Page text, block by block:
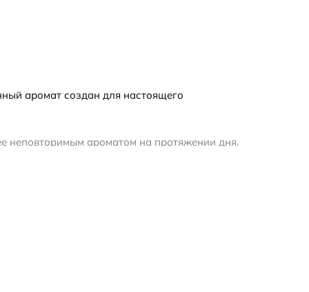
аромат создан для настоящего
неповторимым ароматом на протяжении дня.
по всему миру.